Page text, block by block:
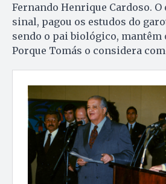
Fernando Henrique Cardoso.
sinal, pagou os estudos do
sendo o pai biológico, mantêm
Porque Tomás o considera